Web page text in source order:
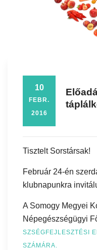
10
FEBR.
2016
Tisztelt Sorstársak!
Február 24-én
klubnapunkra
A Somogy Megyei
Népegészségügyi
SZSÉGFEJLESZTÉSI
SZÁMÁRA.